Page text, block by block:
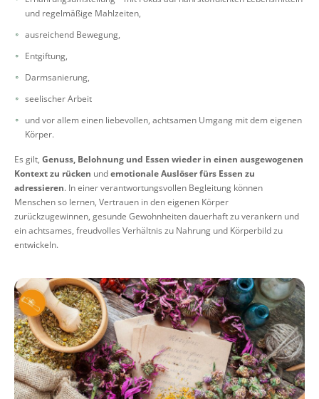
und regelmäßige Mahlzeiten,
ausreichend Bewegung,
Entgiftung,
Darmsanierung,
seelischer Arbeit
und vor allem einen liebevollen, achtsamen Umgang mit dem eigenen
Körper.
Es gilt, Genuss, Belohnung und Essen wieder in einen ausgewogenen
Kontext zu rücken undemotionale Auslöser fürs Essen zu
adressieren. In einer verantwortungsvollen Begleitung können
Menschen so lernen, Vertrauen in den eigenen Körper
zurückzugewinnen, gesunde Gewohnheiten dauerhaft zu verankern und
ein achtsames, freudvolles Verhältnis zu Nahrung und Körperbild zu
entwickeln.